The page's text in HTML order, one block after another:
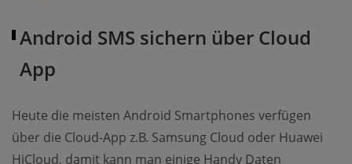
Android SMS sichern über Cloud
App
Heute die meisten Android Smartphones verfügen
über die Cloud-App z.B. Samsung Cloud oder Huawei
HiCloud, damit kann man einige Handy Daten